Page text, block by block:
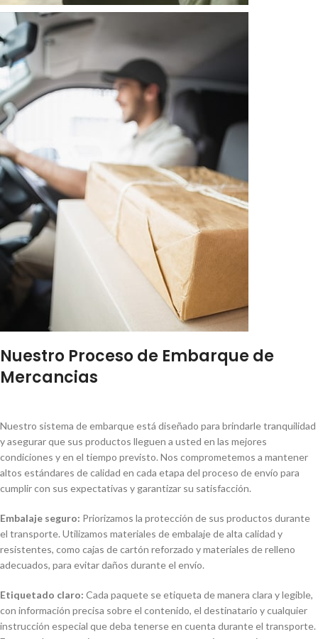
Nuestro Proceso de Embarque de
Mercancias
Nuestro sistema de embarque está diseñado para brindarle tranquilidad
y asegurar que sus productos lleguen a usted en las mejores
condiciones y en el tiempo previsto. Nos comprometemos a mantener
altos estándares de calidad en cada etapa del proceso de envío para
cumplir con sus expectativas y garantizar su satisfacción.
Embalaje seguro: Priorizamos la protección de sus productos durante
el transporte. Utilizamos materiales de embalaje de alta calidad y
resistentes, como cajas de cartón reforzado y materiales de relleno
adecuados, para evitar daños durante el envío.
Etiquetado claro: Cada paquete se etiqueta de manera clara y legible,
con información precisa sobre el contenido, el destinatario y cualquier
instrucción especial que deba tenerse en cuenta durante el transporte.